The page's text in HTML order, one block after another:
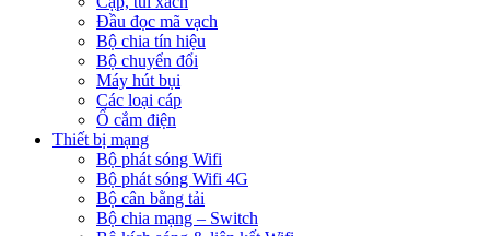
Đầu đọc mã vạch
Bộ chia tín hiệu
Bộ chuyển đổi
Máy hút bụi
Các loại cáp
Ổ cắm điện
Thiết bị mạng
Bộ phát sóng Wifi
Bộ phát sóng Wifi 4G
Bộ cân bằng tải
Bộ chia mạng – Switch